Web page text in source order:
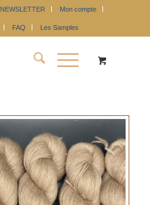
NEWSLETTER Mon compte
FAQ Les Samples